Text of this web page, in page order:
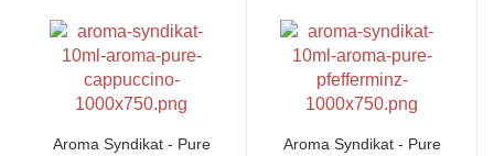
Aroma Syndikat - Pure
Aroma Syndikat - Pure